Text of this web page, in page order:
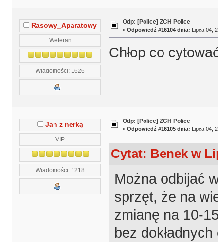
Rasowy_Aparatowy
Weteran
Wiadomości: 1626
Odp: [Police] ZCH Police
« Odpowiedź #16104 dnia: Lipca 04,
Chłop co
Jan z nerką
VIP
Wiadomości: 1218
Odp: [Police] ZCH Police
« Odpowiedź #16105 dnia: Lipca 04,
Cytat: Benek w
Można odbijać
sprzęt, że na
zmianę na 10-
bez